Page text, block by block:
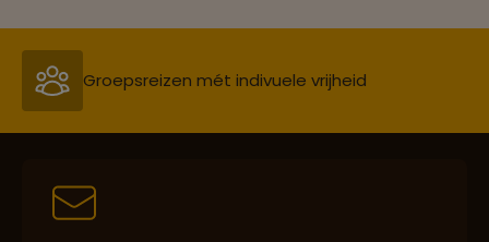
Groepsreizen mét indivuele vrijheid
Persoonlijk en deskundig reisadvies